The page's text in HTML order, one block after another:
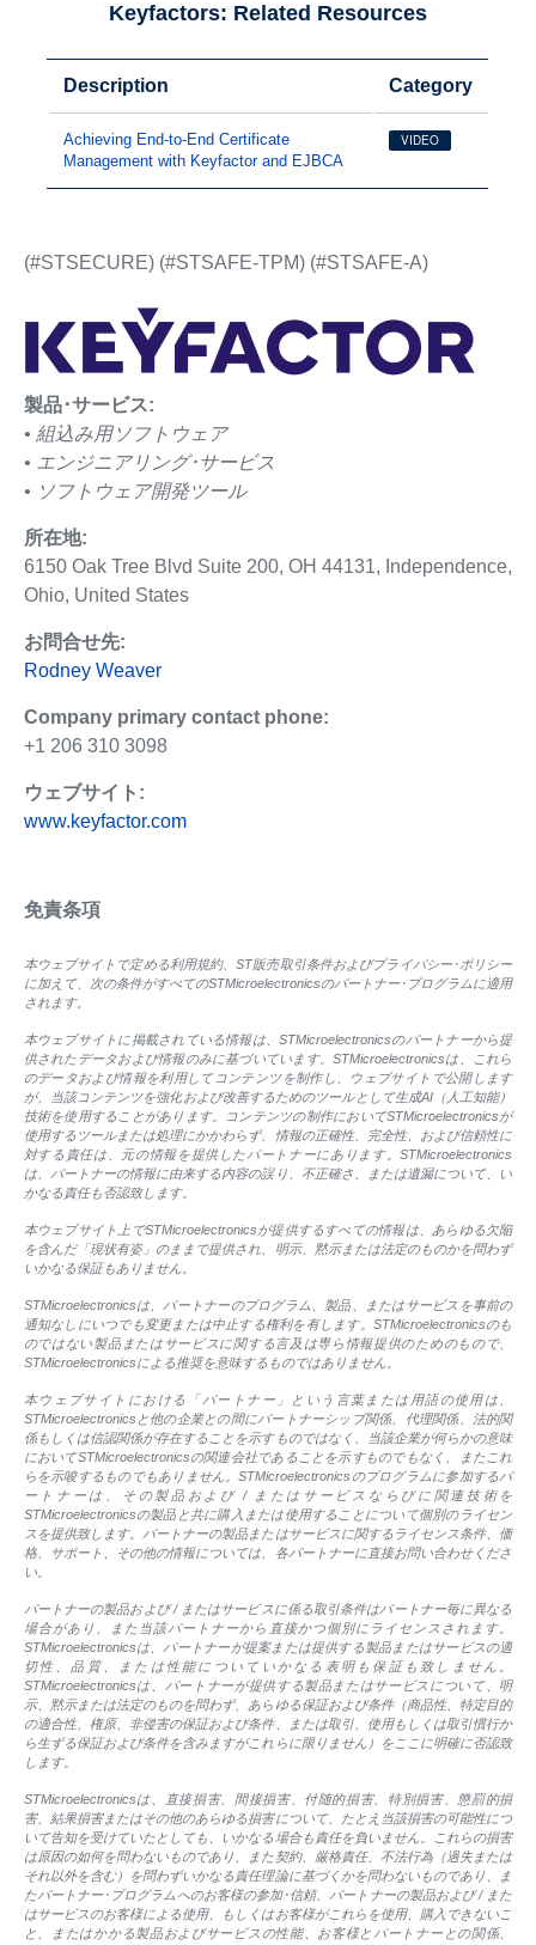
Keyfactors: Related Resources
Description Category
Achieving End-to-End Certificate
Management with Keyfactor and EJBCA
VIDEO
(#STSECURE) (#STSAFE-TPM) (#STSAFE-A)
製品･サービス:
• 組込み用ソフトウェア
• エンジニアリング･サービス
• ソフトウェア開発ツール
所在地:
6150 Oak Tree Blvd Suite 200, OH 44131, Independence,
Ohio, United States
お問合せ先:
Rodney Weaver
Company primary contact phone:
+1 206 310 3098
ウェブサイト:
www.keyfactor.com
免責条項
本ウェブサイトで定める利用規約、ST販売取引条件およびプライバシー･ポリシー
に加えて、次の条件がすべてのSTMicroelectronicsのパートナー･プログラムに適用
されます。
本ウェブサイトに掲載されている情報は、STMicroelectronicsのパートナーから提
供されたデータおよび情報のみに基づいています。STMicroelectronicsは、これら
のデータおよび情報を利用してコンテンツを制作し、ウェブサイトで公開します
が、当該コンテンツを強化および改善するためのツールとして生成AI（人工知能）
技術を使用することがあります。コンテンツの制作においてSTMicroelectronicsが
使用するツールまたは処理にかかわらず、情報の正確性、完全性、および信頼性に
対する責任は、元の情報を提供したパートナーにあります。STMicroelectronics
は、パートナーの情報に由来する内容の誤り、不正確さ、または遺漏について、い
かなる責任も否認致します。
本ウェブサイト上でSTMicroelectronicsが提供するすべての情報は、あらゆる欠陥
を含んだ「現状有姿」のままで提供され、明示、黙示または法定のものかを問わず
いかなる保証もありません。
STMicroelectronicsは、パートナーのプログラム、製品、またはサービスを事前の
通知なしにいつでも変更または中止する権利を有します。STMicroelectronicsのも
のではない製品またはサービスに関する言及は専ら情報提供のためのもので、
STMicroelectronicsによる推奨を意味するものではありません。
本ウェブサイトにおける「パートナー」という言葉または用語の使用は、
STMicroelectronicsと他の企業との間にパートナーシップ関係、代理関係、法的関
係もしくは信認関係が存在することを示すものではなく、当該企業が何らかの意味
においてSTMicroelectronicsの関連会社であることを示すものでもなく、またこれ
らを示唆するものでもありません。STMicroelectronicsのプログラムに参加するパ
ートナーは、その製品および / またはサービスならびに関連技術を
STMicroelectronicsの製品と共に購入または使用することについて個別のライセン
スを提供致します。パートナーの製品またはサービスに関するライセンス条件、価
格、サポート、その他の情報については、各パートナーに直接お問い合わせくださ
い。
パートナーの製品および / またはサービスに係る取引条件はパートナー毎に異なる
場合があり、また当該パートナーから直接かつ個別にライセンスされます。
STMicroelectronicsは、パートナーが提案または提供する製品またはサービスの適
切性、品質、または性能についていかなる表明も保証も致しません。
STMicroelectronicsは、パートナーが提供する製品またはサービスについて、明
示、黙示または法定のものを問わず、あらゆる保証および条件（商品性、特定目的
の適合性、権原、非侵害の保証および条件、または取引、使用もしくは取引慣行か
ら生ずる保証および条件を含みますがこれらに限りません）をここに明確に否認致
します。
STMicroelectronicsは、直接損害、間接損害、付随的損害、特別損害、懲罰的損
害、結果損害またはその他のあらゆる損害について、たとえ当該損害の可能性につ
いて告知を受けていたとしても、いかなる場合も責任を負いません。これらの損害
は原因の如何を問わないものであり、また契約、厳格責任、不法行為（過失または
それ以外を含む）を問わずいかなる責任理論に基づくかを問わないものであり、ま
たパートナー･プログラムへのお客様の参加･信頼、パートナーの製品および / また
はサービスのお客様による使用、もしくはお客様がこれらを使用、購入できないこ
と、またはかかる製品およびサービスの性能、お客様とパートナーとの関係、